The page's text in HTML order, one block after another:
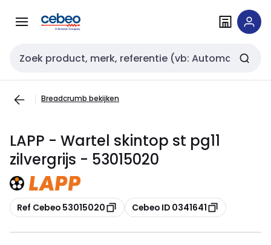
naar
naar
Zoekveld invoer
Breadcrumb bekijken
LAPP - Wartel skintop st pg11
zilvergrijs - 53015020
Kopiëren
Ref Cebeo 53015020 Kopiëren
Cebeo ID 0341641